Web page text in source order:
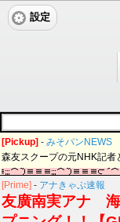
設定
[Pickup] - みそパンNEWS
森友スクープの元NHK記者
[Prime] - アナきゃぷ速報
友廣南実アナ 海